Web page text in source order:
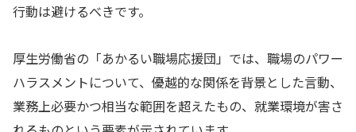
行動は避けるべきです。
厚生労働省の「あかるい職場応援団」では、職場のパワー
ハラスメントについて、優越的な関係を背景とした言動、
業務上必要かつ相当な範囲を超えたもの、就業環境が害さ